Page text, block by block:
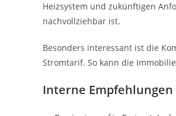
Heizsystem und zukünftigen
nachvollziehbar ist.
Besonders interessant ist die
Stromtarif. So kann die
Interne Empfehlungen